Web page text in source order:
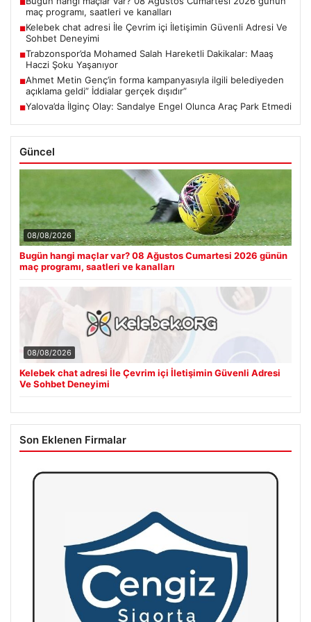
■
maç programı, saatleri ve kanalları
■Kelebek chat adresi İle Çevrim içi İletişimin Güvenli Adresi Ve
Sohbet Deneyimi
■Trabzonspor’da Mohamed Salah Hareketli Dakikalar: Maaş
Haczi Şoku Yaşanıyor
■Ahmet Metin Genç’in forma kampanyasıyla ilgili belediyeden
açıklama geldi” İddialar gerçek dışıdır”
■Yalova’da İlginç Olay: Sandalye Engel Olunca Araç Park Etmedi
Güncel
08/08/2026
Bugün hangi maçlar var? 08 Ağustos Cumartesi 2026 günün
maç programı, saatleri ve kanalları
08/08/2026
Kelebek chat adresi İle Çevrim içi İletişimin Güvenli Adresi
Ve Sohbet Deneyimi
Son Eklenen Firmalar